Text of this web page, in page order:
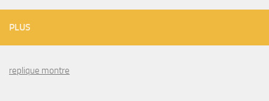
PLUS
replique montre